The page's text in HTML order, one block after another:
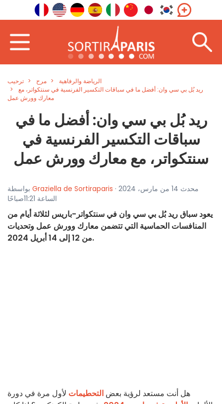
ترحيب مرح
الرياضة والرفاهية
ريد بُل بي سي وان: أفضل ما في سباقات التكسير الفرنسية في سنتكواتر، مع
معارك وورش عمل
ريد بُل بي سي وان: أفضل ما في
سباقات التكسير الفرنسية في
سنتكواتر، مع معارك وورش عمل
Graziella de Sortiraparis · محدث 14 من مارس، 2024
الساعة 11:21صباحًا
يعود سباق ريد بُل بي سي وان في سنتكواتر-باريس لثلاثة أيام من
المنافسات الحماسية التي تتضمن معارك وورش عمل وتحديات
من 12 إلى 14 أبريل 2024.
هل أنت مستعد لرؤية بعض التحطيمات لأول مرة في دورة